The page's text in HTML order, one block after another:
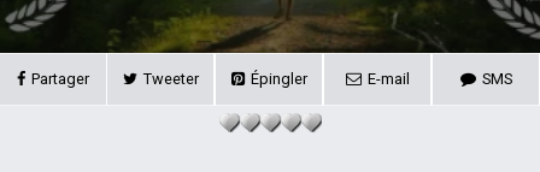
Partager Tweeter Épingler E-mail SMS